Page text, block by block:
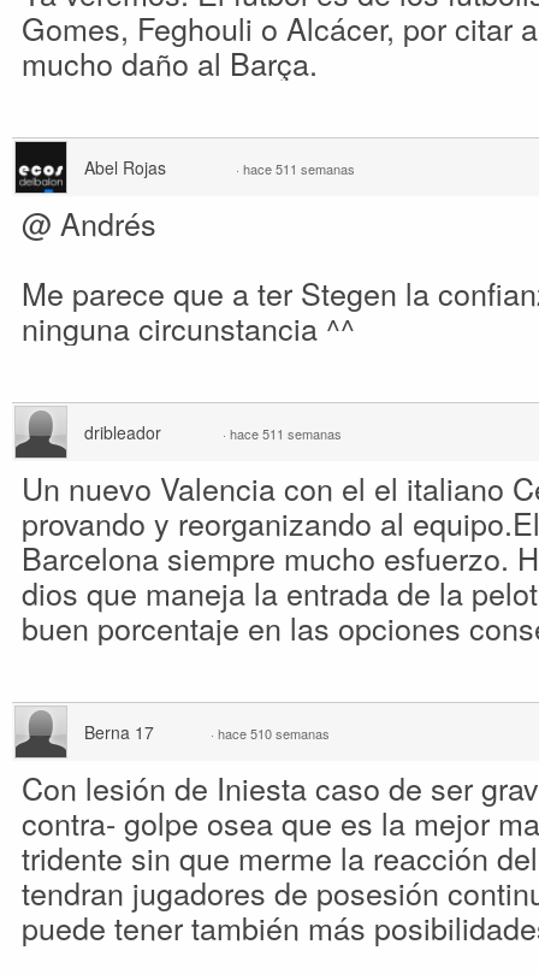
Gomes, Feghouli o Alcácer, por citar
mucho daño al Barça.
Abel Rojas · hace 511 semanas
@ Andrés
Me parece que a ter Stegen la
ninguna circunstancia ^^
dribleador · hace 511 semanas
Un nuevo Valencia con el el italiano
provando y reorganizando al
Barcelona siempre mucho esfuerzo.
dios que maneja la entrada de la
buen porcentaje en las opciones
Berna 17 · hace 510 semanas
Con lesión de Iniesta caso de ser
contra- golpe osea que es la mejor
tridente sin que merme la reacción
tendran jugadores de posesión
puede tener también más